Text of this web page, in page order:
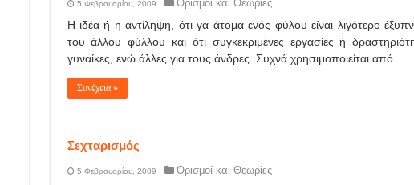
5 Φεβρουαρίου, 2009 Ορισμοί και Θεωρίες
Η ιδέα ή η αντίληψη, ότι γα άτομα ενός φύλου είναι λιγότερο
του άλλου φύλλου και ότι συγκεκριμένες εργασίες ή
γυναίκες, ενώ άλλες για τους άνδρες. Συχνά χρησιμοποιείται από …
Συνέχεια »
Σεχταρισμός
5 Φεβρουαρίου, 2009 Ορισμοί και Θεωρίες